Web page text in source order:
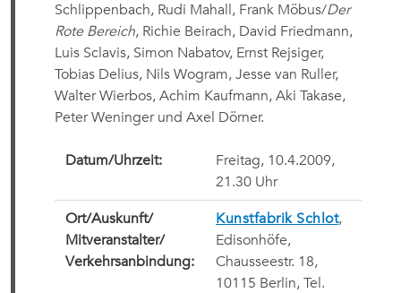
Schlippenbach, Rudi Mahall, Frank Möbus/Der
Rote Bereich, Richie Beirach, David Friedmann,
Luis Sclavis, Simon Nabatov, Ernst Rejsiger,
Tobias Delius, Nils Wogram, Jesse van Ruller,
Walter Wierbos, Achim Kaufmann, Aki Takase,
Peter Weninger und Axel Dörner.
Datum/Uhrzeit:
Freitag, 10.4.2009,
21.30 Uhr
Ort/Auskunft/
Mitveranstalter/
Verkehrsanbindung:
Kunstfabrik Schlot,
Edisonhöfe,
Chausseestr. 18,
10115 Berlin, Tel.